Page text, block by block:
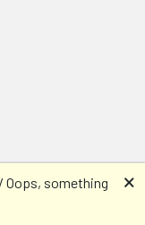
Oops, something
🗙